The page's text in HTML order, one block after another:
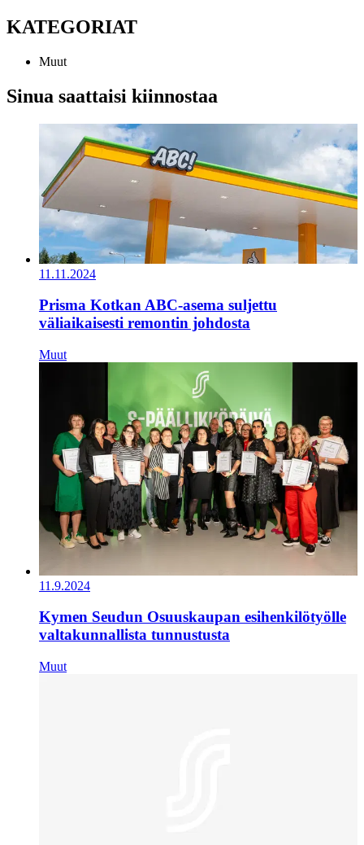
KATEGORIAT
Muut
Sinua saattaisi kiinnostaa
11.11.2024
Prisma Kotkan ABC-asema suljettu
väliaikaisesti remontin johdosta
Muut
11.9.2024
Kymen Seudun Osuuskaupan esihenkilötyölle
valtakunnallista tunnustusta
Muut